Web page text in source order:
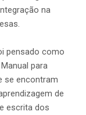
na
pensado como
para
se encontram
de
escrita dos